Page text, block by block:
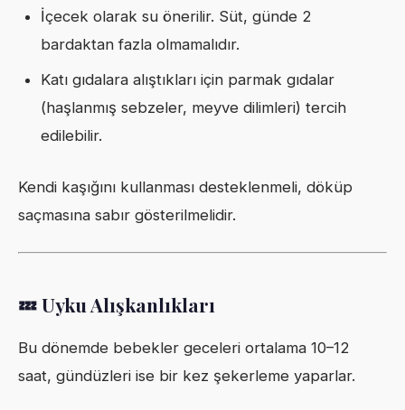
İçecek olarak su önerilir. Süt, günde 2
bardaktan fazla olmamalıdır.
Katı gıdalara alıştıkları için parmak gıdalar
(haşlanmış sebzeler, meyve dilimleri) tercih
edilebilir.
Kendi kaşığını kullanması desteklenmeli, döküp
saçmasına sabır gösterilmelidir.
💤 Uyku Alışkanlıkları
Bu dönemde bebekler geceleri ortalama 10–12
saat, gündüzleri ise bir kez şekerleme yaparlar.